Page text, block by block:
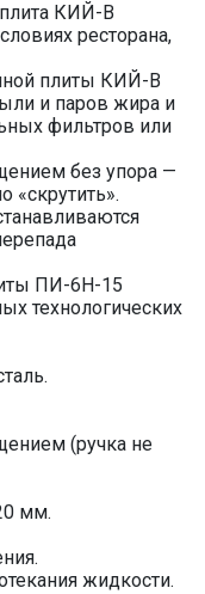
КИЙ-В
ресторана,
плиты КИЙ-В
и паров жира и
фильтров или
без упора —
«скрутить».
ПИ-6Н-15
технологических
(ручка не
мм.
жидкости.